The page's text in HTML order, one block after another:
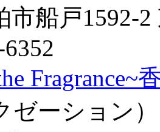
市船戸1592-2
Fragrance~
ゼーション）